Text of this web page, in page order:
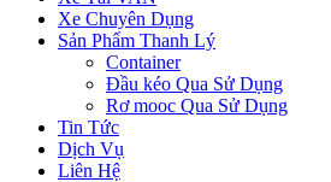
Xe Chuyên Dụng
Sản Phẩm Thanh Lý
Container
Đầu kéo Qua Sử Dụng
Rơ mooc Qua Sử Dụng
Tin Tức
Dịch Vụ
Liên Hệ